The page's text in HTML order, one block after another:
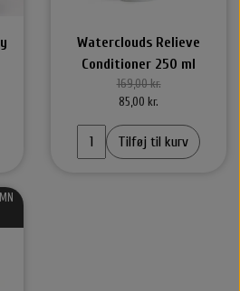
Waterclouds Relieve
Conditioner 250 ml
169,00 kr.
85,00 kr.
Tilføj til kurv